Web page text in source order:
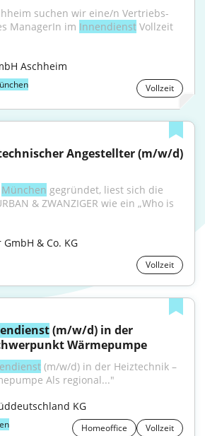
suchen wir eine/n Vertriebs­
ManagerIn im Innendienst Vollzeit
Aschheim
Vollzeit
Angestellter (m/w/d)
München gegründet, liest sich die
& ZWANZIGER wie ein „Who is
& Co. KG
Vollzeit
(m/w/d) in der
Wärmepumpe
(m/w/d) in der Heiztechnik –
Als regional..."
KG
Homeoffice Vollzeit